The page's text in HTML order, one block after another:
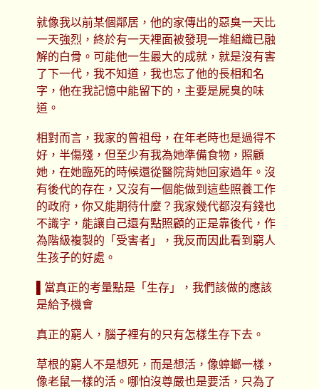
就像我以前某個鄰居，他的家傳出的惡臭一天比
一天強烈，終於有一天裡面被發現一堆組織已融
解的白骨。可能他一生最大的成就，就是沒有害
了下一代，我不知道，我也忘了他的長相和名
字，他在我記憶中能留下的，主要是屍臭的味
道。
相對而言，我家的曾祖母，在年老時也是過得不
好，半傷殘，但至少有我為她準備食物，照顧
她，在她臨死的時候還從醫院背她回家過年。沒
有後代的存在，又沒有一個能做到這些照養工作
的政府，你又能期待什麼？我家幾代都沒有錢也
不識字，能讓自己還有點照顧的正是靠後代，作
為階級複製的「受害者」，我反而因此看到窮人
生孩子的好處。
▌當真正的考量點是「生存」，我們該做的應該
是給予機會
真正的窮人，腦子裡有的只有怎樣生存下去。
草根的窮人不是想死，而是想活，像蟑螂一樣，
像老鼠一樣的活。哪怕沒尊嚴也是要活，只為了